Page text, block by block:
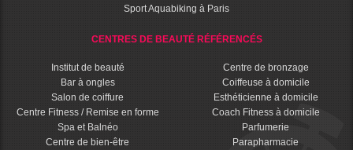
Sport Aquabiking à Paris
CENTRES DE BEAUTÉ RÉFÉRENCÉS
Institut de beauté
Bar à ongles
Salon de coiffure
Centre Fitness / Remise en forme
Spa et Balnéo
Centre de bien-être
Centre de bronzage
Coiffeuse à domicile
Esthéticienne à domicile
Coach Fitness à domicile
Parfumerie
Parapharmacie